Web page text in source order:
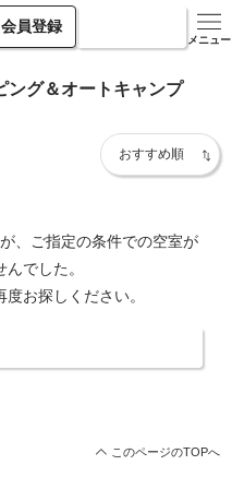
会員登録
メニュー
ング＆オートキャンプ
、ご指定の条件での空室が
んでした。
お探しください。
このページのTOPへ